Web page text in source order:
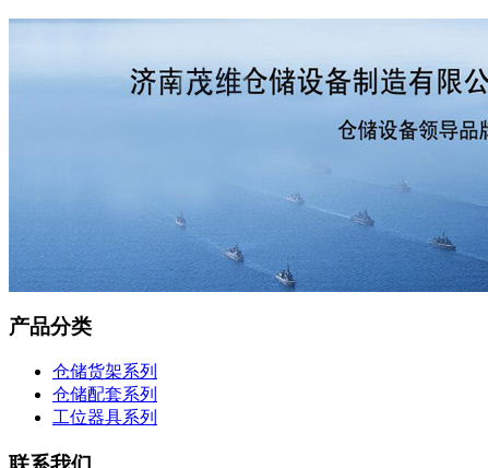
产品分类
仓储货架系列
仓储配套系列
工位器具系列